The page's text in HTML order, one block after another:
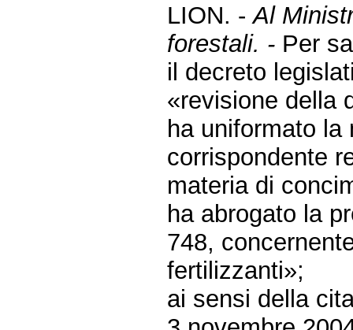
LION. -Al
forestali. - Per
il decreto
«revisione della
ha uniformato la
corrispondente
materia di
ha abrogato la
748,
fertilizzanti»;
ai sensi della